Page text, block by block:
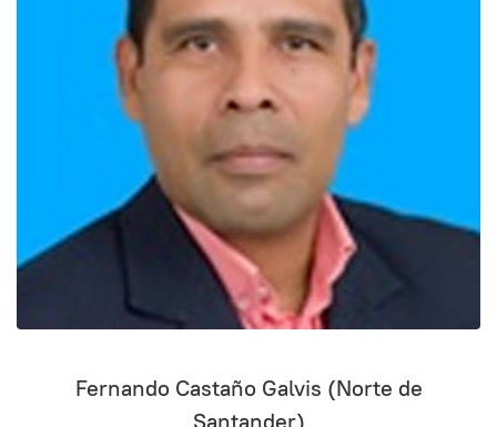
Fernando Castaño Galvis (Norte de
Santander)